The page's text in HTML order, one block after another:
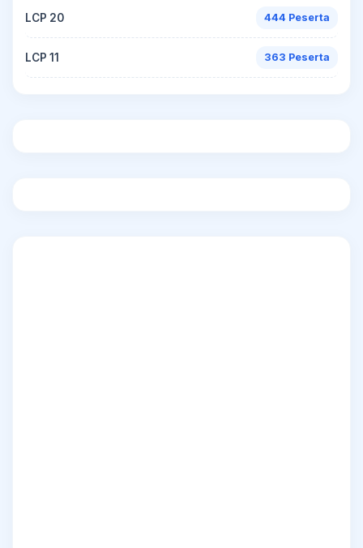
LCP 20 444 Peserta
LCP 11 363 Peserta